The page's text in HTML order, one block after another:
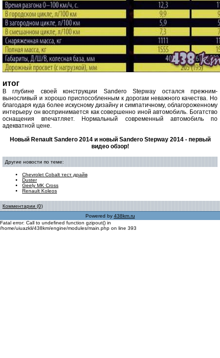
итог
В глубине своей конструкции Sandero Stepway остался прежним-
выносливый и хорошо приспособленным к дорогам неважного качества. Но
благодаря куда более искусному дизайну и симпатичному, облагороженному
интерьеру он воспринимается как совершенно иной автомобиль. Богатство
оснащения впечатляет. Нормальный современный автомобиль по
адекватной цене.
Новый Renault Sandero 2014 и новый Sandero Stepway 2014 - первый
видео обзор!
Другие новости по теме:
Chevrolet Cobalt тест драйв
Duster
Geely MK Cross
Renault Koleos
Комментарии (0)
Powered by 438km.ru
Fatal error: Call to undefined function gzipout() in
/home/uiuazkli/438km/engine/modules/main.php on line 393